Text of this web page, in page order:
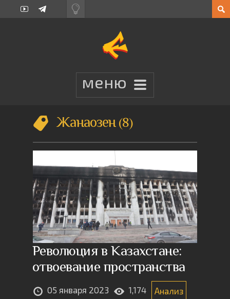
Жанаозен 8
Революция в Казахстане:
отвоевание пространства
05 января 2023 1,174 Анализ